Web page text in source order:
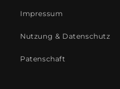
Impressum
Nutzung & Datenschutz
Patenschaft